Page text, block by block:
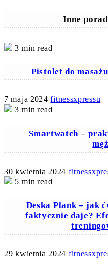
Inne
3 min read
Pistolet do
7 maja 2024fitnessxpressu
3 min read
Smartwatch –
30 kwietnia 2024
5 min read
Deska Plank – jak
faktycznie daje?
29 kwietnia 2024